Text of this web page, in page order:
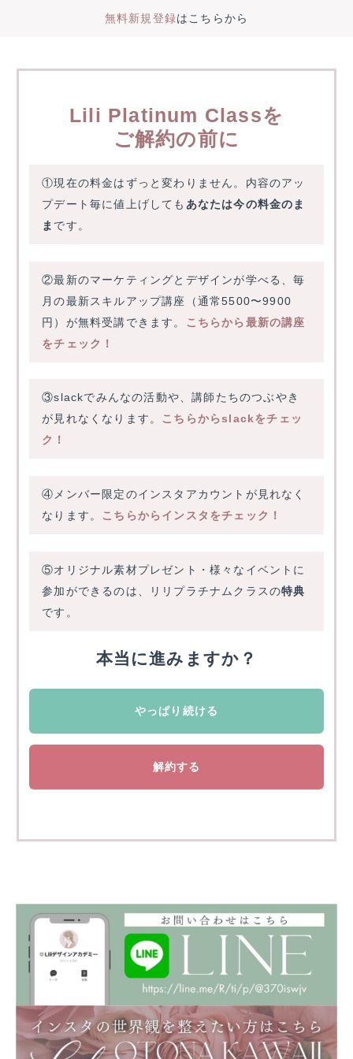
無料新規登録はこちらから
Lili Platinum Classを
ご解約の前に
①現在の料金はずっと変わりません。内容のアッ
プデート毎に値上げしても あなたは今の料金のま
ま です。
②最新のマーケティングとデザインが学べる、毎
月の最新スキルアップ講座（通常5500〜9900
円）が無料受講できます。 こちらから最新の講座
をチェック！
③slackでみんなの活動や、講師たちのつぶやき
が見れなくなります。 こちらからslackをチェッ
ク！
④メンバー限定のインスタアカウントが見れなく
なります。 こちらからインスタをチェック！
⑤オリジナル素材プレゼント・様々なイベントに
参加ができるのは、リリプラチナムクラスの特典
です。
本当に進みますか？
やっぱり続ける
解約する